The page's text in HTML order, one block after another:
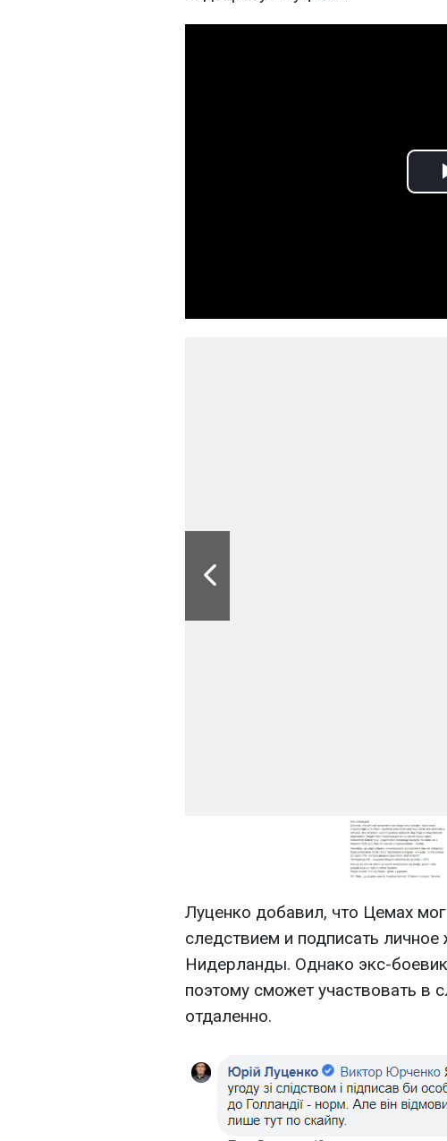
Луценко добавил, что Цемах
следствием и подписать личное
Нидерланды. Однако экс-
поэтому сможет участвовать в
отдаленно.